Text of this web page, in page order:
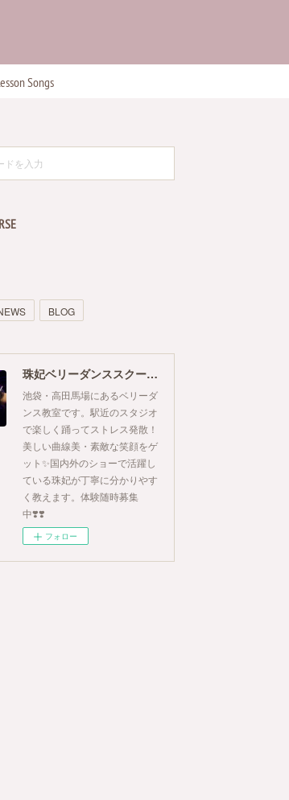
Songs
BLOG
珠妃ベリーダンススクール Rysha
池袋・高田馬場にあるベリーダ
ンス教室です。駅近のスタジオ
で楽しく踊ってストレス発散！
美しい曲線美・素敵な笑顔をゲ
ット✨国内外のショーで活躍し
ている珠妃が丁寧に分かりやす
く教えます。体験随時募集
中❣️❣️
フォロー